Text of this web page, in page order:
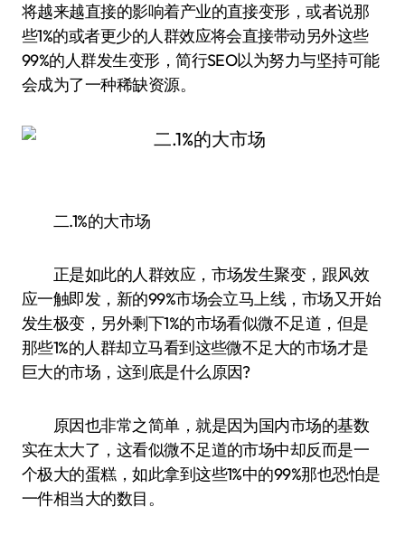
将越来越直接的影响着产业的直接变形，或者说那
些1%的或者更少的人群效应将会直接带动另外这些
99%的人群发生变形，简行SEO以为努力与坚持可能
会成为了一种稀缺资源。
二.1%的大市场
正是如此的人群效应，市场发生聚变，跟风效
应一触即发，新的99%市场会立马上线，市场又开始
发生极变，另外剩下1%的市场看似微不足道，但是
那些1%的人群却立马看到这些微不足大的市场才是
巨大的市场，这到底是什么原因?
原因也非常之简单，就是因为国内市场的基数
实在太大了，这看似微不足道的市场中却反而是一
个极大的蛋糕，如此拿到这些1%中的99%那也恐怕是
一件相当大的数目。